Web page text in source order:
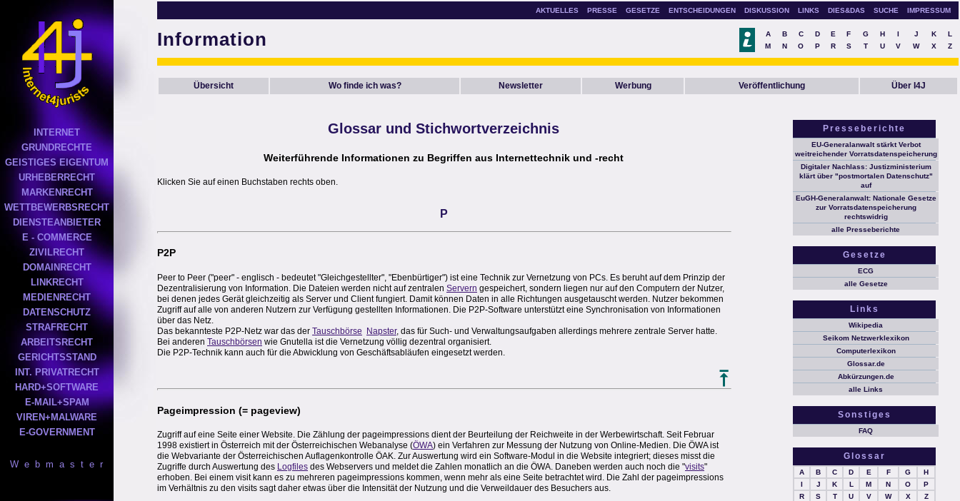
INTERNET
GRUNDRECHTE
GEISTIGES EIGENTUM
URHEBERRECHT
MARKENRECHT
WETTBEWERBSRECHT
DIENSTEANBIETER
E - COMMERCE
ZIVILRECHT
DOMAINRECHT
LINKRECHT
MEDIENRECHT
DATENSCHUTZ
STRAFRECHT
ARBEITSRECHT
GERICHTSSTAND
INT. PRIVATRECHT
HARD+SOFTWARE
E-MAIL+SPAM
VIREN+MALWARE
E-GOVERNMENT
W e b m a s t e r
AKTUELLES PRESSE GESETZE ENTSCHEIDUNGEN DISKUSSION LINKS DIES&DAS SUCHE IMPRESSUM
Information A B C D E F G H I J K
L
M
N O P R S T U V W X Z
Übersicht Wo finde ich was? Newsletter Werbung Veröffentlichung Über I4J
Glossar und Stichwortverzeichnis
Weiterführende Informationen zu Begriffen aus Internettechnik und -recht
Klicken Sie auf einen Buchstaben rechts oben.
P
P2P
Peer to Peer ("peer" - englisch - bedeutet "Gleichgestellter", "Ebenbürtiger") ist eine Technik zur Vernetzung von PCs. Es beruht auf dem Prinzip der
Dezentralisierung von Information. Die Dateien werden nicht auf zentralen Servern gespeichert, sondern liegen nur auf den Computern der Nutzer,
bei denen jedes Gerät gleichzeitig als Server und Client fungiert. Damit können Daten in alle Richtungen ausgetauscht werden. Nutzer bekommen
Zugriff auf alle von anderen Nutzern zur Verfügung gestellten Informationen. Die P2P-Software unterstützt eine Synchronisation von Informationen
über das Netz.
Das bekannteste P2P-Netz war das der Tauschbörse Napster, das für Such- und Verwaltungsaufgaben allerdings mehrere zentrale Server hatte.
Bei anderen Tauschbörsen wie Gnutella ist die Vernetzung völlig dezentral organisiert.
Die P2P-Technik kann auch für die Abwicklung von Geschäftsabläufen eingesetzt werden.
Pageimpression (= pageview)
Zugriff auf eine Seite einer Website. Die Zählung der pageimpressions dient der Beurteilung der Reichweite in der Werbewirtschaft. Seit Februar
1998 existiert in Österreich mit der Österreichischen Webanalyse (ÖWA) ein Verfahren zur Messung der Nutzung von Online-Medien. Die ÖWA ist
die Webvariante der Österreichischen Auflagenkontrolle ÖAK. Zur Auswertung wird ein Software-Modul in die Website integriert; dieses misst die
Zugriffe durch Auswertung des Logfiles des Webservers und meldet die Zahlen monatlich an die ÖWA. Daneben werden auch noch die "visits"
erhoben. Bei einem visit kann es zu mehreren pageimpressions kommen, wenn mehr als eine Seite betrachtet wird. Die Zahl der pageimpressions
im Verhältnis zu den visits sagt daher etwas über die Intensität der Nutzung und die Verweildauer des Besuchers aus.
Presseberichte
EU-Generalanwalt stärkt Verbot
weitreichender Vorratsdatenspeicherung
Digitaler Nachlass: Justizministerium
klärt über "postmortalen Datenschutz"
auf
EuGH-Generalanwalt: Nationale Gesetze
zur Vorratsdatenspeicherung
rechtswidrig
alle Presseberichte
Gesetze
ECG
alle Gesetze
Links
Wikipedia
Seikom Netzwerklexikon
Computerlexikon
Glossar.de
Abkürzungen.de
alle Links
Sonstiges
FAQ
Glossar
A B C D E F G
H
I
J K L M N O
P
R
S T U V W X Z